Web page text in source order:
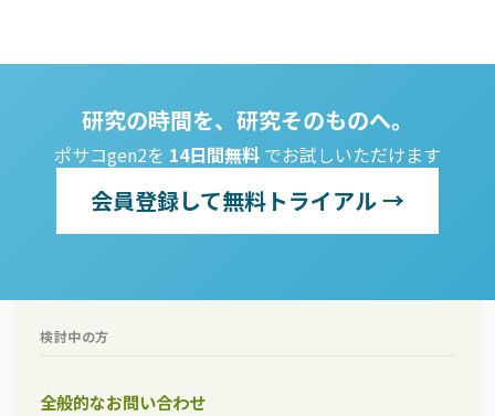
研究の時間を、研究そのものへ。
ポサコgen2を 14日間無料 でお試しいただけます
会員登録して無料トライアル →
検討中の方
全般的なお問い合わせ